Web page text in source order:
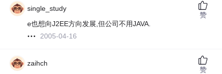
single_study
e也想向J2EE方向发展,但公司不用JAVA.
2005-04-16
赞
zaihch
赞